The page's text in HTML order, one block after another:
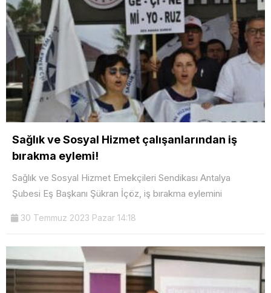
Sağlık ve Sosyal Hizmet çalışanlarından iş
bırakma eylemi!
Sağlık ve Sosyal Hizmet Emekçileri Sendikası Antalya
Şubesi Eş Başkanı Şükran İçöz, iş bırakma eylemini
30 Temmuz 2023 Pazar 14:18